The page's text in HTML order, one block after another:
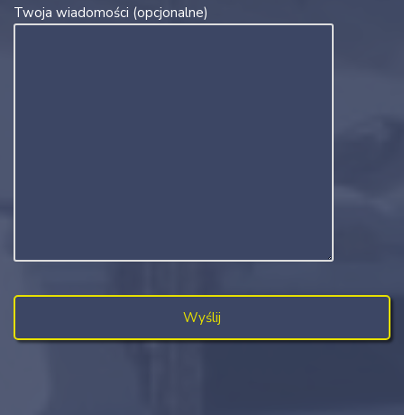
Twoja wiadomości (opcjonalne)